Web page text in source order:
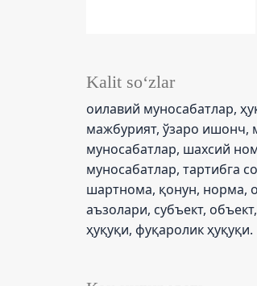
Kalit so‘zlar
оилавий муносабатлар,
мажбурият, ўзаро ишонч,
муносабатлар, шахсий
муносабатлар, тартибга
шартнома, қонун, норма,
аъзолари, субъект,
ҳуқуқи, фуқаролик ҳуқуқи.